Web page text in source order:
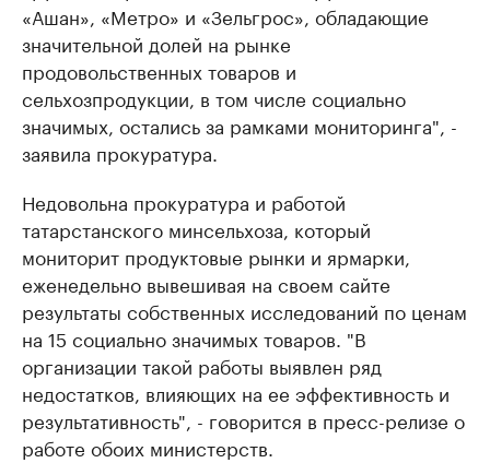
«Ашан», «Метро» и «Зельгрос», обладающие
значительной долей на рынке
продовольственных товаров и
сельхозпродукции, в том числе социально
значимых, остались за рамками мониторинга", -
заявила прокуратура.
Недовольна прокуратура и работой
татарстанского минсельхоза, который
мониторит продуктовые рынки и ярмарки,
еженедельно вывешивая на своем сайте
результаты собственных исследований по ценам
на 15 социально значимых товаров. "В
организации такой работы выявлен ряд
недостатков, влияющих на ее эффективность и
результативность", - говорится в пресс-релизе о
работе обоих министерств.